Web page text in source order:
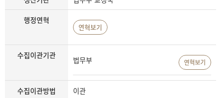
행정연혁
연혁보기
수집이관기관 법무부 연혁보기
수집이관방법 이관